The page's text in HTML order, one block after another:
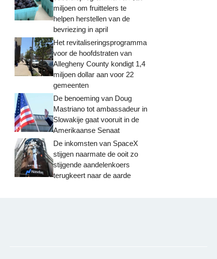
miljoen om fruittelers te
helpen herstellen van de
bevriezing in april
Het revitaliseringsprogramma
voor de hoofdstraten van
Allegheny County kondigt 1,4
miljoen dollar aan voor 22
gemeenten
De benoeming van Doug
Mastriano tot ambassadeur in
Slowakije gaat vooruit in de
Amerikaanse Senaat
De inkomsten van SpaceX
stijgen naarmate de ooit zo
stijgende aandelenkoers
terugkeert naar de aarde